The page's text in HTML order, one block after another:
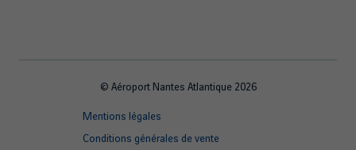
© Aéroport Nantes Atlantique 2026
Mentions légales
Conditions générales de vente